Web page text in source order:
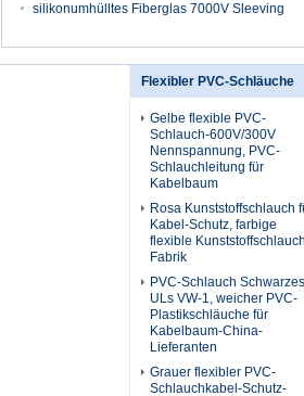
silikonumhülltes Fiberglas 7000V Sleeving
Flexibler PVC-Schläuche
Gelbe flexible PVC-
Schlauch-600V/300V
Nennspannung, PVC-
Schlauchleitung für
Kabelbaum
Rosa Kunststoffschlauch
Kabel-Schutz, farbige
flexible
Fabrik
PVC-Schlauch Schwarzes
ULs VW-1, weicher PVC-
Plastikschläuche für
Kabelbaum-China-
Lieferanten
Grauer flexibler PVC-
Schlauchkabel-Schutz-